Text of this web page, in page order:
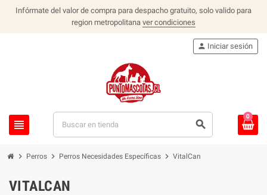
Infórmate del valor de compra para despacho gratuito, solo valido para
region metropolitana ver condiciones
view_headline search
person Iniciar sesión
0
chevron_right Perros chevron_right Perros Necesidades Específicas chevron_right VitalCan
VITALCAN